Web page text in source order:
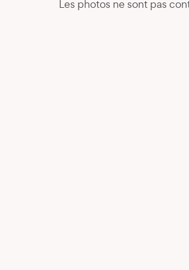
Les photos ne sont pas